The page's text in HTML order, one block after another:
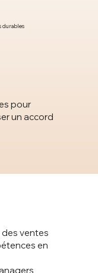
durables
pour
un accord
des ventes
en